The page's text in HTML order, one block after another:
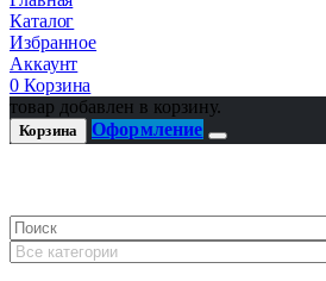
Каталог
Избранное
Аккаунт
0 Корзина
товар добавлен в корзину.
Корзина Оформление